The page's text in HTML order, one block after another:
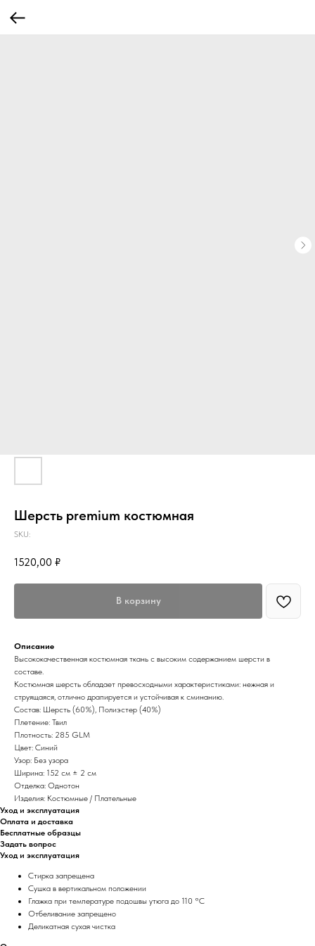
Шерсть premium костюмная
SKU:
1520,00 ₽
В корзину
Описание
Высококачественная костюмная ткань с высоким содержанием шерсти в
составе.
Костюмная шерсть обладает превосходными характеристиками: нежная и
струящаяся, отлично драпируется и устойчивая к сминанию.
Состав: Шерсть (60%), Полиэстер (40%)
Плетение: Твил
Плотность: 285 GLM
Цвет: Синий
Узор: Без узора
Ширина: 152 см ± 2 см
Отделка: Однотон
Изделия: Костюмные / Плательные
Уход и эксплуатация
Оплата и доставка
Бесплатные образцы
Задать вопрос
Уход и эксплуатация
Стирка запрещена
Сушка в вертикальном положении
Глажка при температуре подошвы утюга до 110 °C
Отбеливание запрещено
Деликатная сухая чистка